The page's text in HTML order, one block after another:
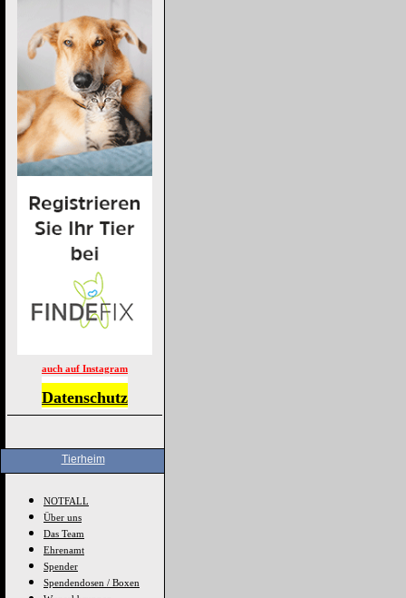
auch auf Instagram
Datenschutz
Tierheim
NOTFALL
Über uns
Das Team
Ehrenamt
Spender
Spendendosen / Boxen